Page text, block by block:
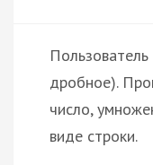
дробное).
число,
виде строки.